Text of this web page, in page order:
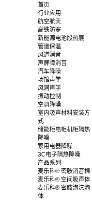
首页
行业应用
航空航天
高铁防寒
新能源电池段热层
管道保温
风道消音
声屏障消音
汽车降噪
场馆声学
风洞声学
振动控制
空调降噪
室内吸声材料安装方
式
储能柜电柜机柜隔热
降噪
家用电器降噪
3C电子隔热降噪
产品系列
麦乐科® 密胺消音棉
麦乐科® 空间吸声体
麦乐科® 密胺泡沫泡
体